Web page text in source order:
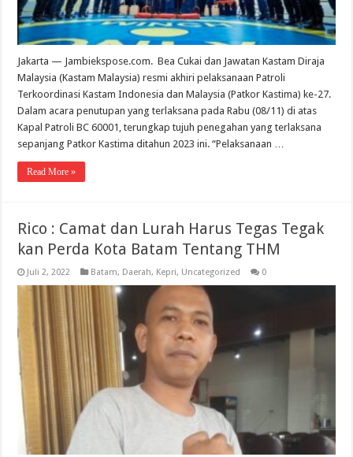
Jakarta — Jambiekspose.com. Bea Cukai dan Jawatan Kastam Diraja
Malaysia (Kastam Malaysia) resmi akhiri pelaksanaan Patroli
Terkoordinasi Kastam Indonesia dan Malaysia (Patkor Kastima) ke-27.
Dalam acara penutupan yang terlaksana pada Rabu (08/11) di atas
Kapal Patroli BC 60001, terungkap tujuh penegahan yang terlaksana
sepanjang Patkor Kastima ditahun 2023 ini. “Pelaksanaan …
Read More »
Rico : Camat dan Lurah Harus Tegas Tegak
kan Perda Kota Batam Tentang THM
Juli 2, 2022 Batam, Daerah, Kepri, Uncategorized 0